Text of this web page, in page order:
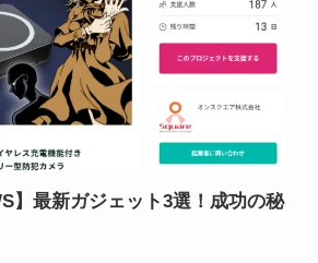
】最新ガジェット3選！成功の秘